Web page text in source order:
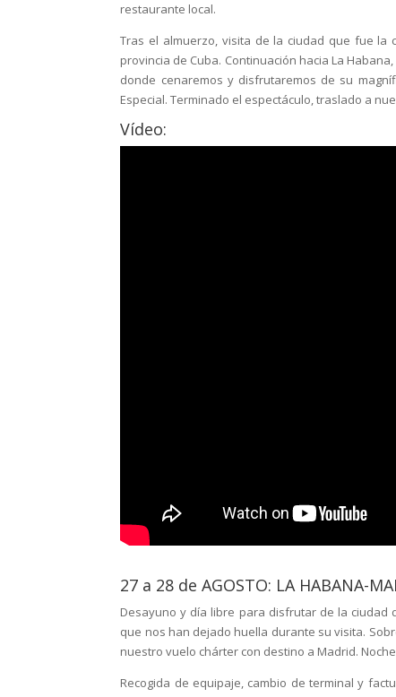
restaurante local.
Tras el almuerzo, visita de la ciudad que fue la
provincia de Cuba. Continuación hacia La
donde cenaremos y disfrutaremos de su
Especial. Terminado el espectáculo, traslado a
Vídeo:
27 a 28 de AGOSTO: LA HABANA-
Desayuno y día libre para disfrutar de la ciudad
que nos han dejado huella durante su visita.
nuestro vuelo chárter con destino a Madrid.
Recogida de equipaje, cambio de terminal y